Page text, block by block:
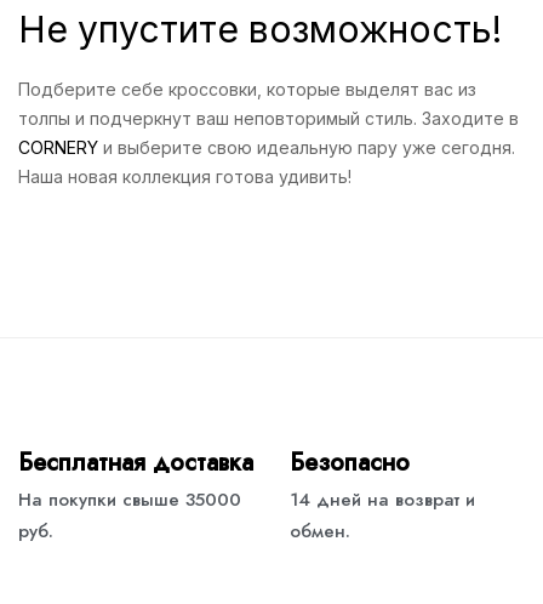
Не упустите возможность!
Подберите себе кроссовки, которые выделят вас из
толпы и подчеркнут ваш неповторимый стиль. Заходите в
CORNERY и выберите свою идеальную пару уже сегодня.
Наша новая коллекция готова удивить!
Бесплатная доставка
На покупки свыше 35000
руб.
Безопасно
14 дней на возврат и
обмен.